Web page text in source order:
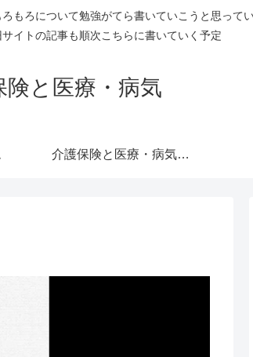
ろについて勉強がてら書いていこうと思って
イトの記事も順次こちらに書いていく予定
険と医療・病気
介護保険と医療・病気のすべての記事を表示